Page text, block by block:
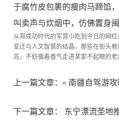
于腐竹皮包裹的瘦肉马蹄馅
叫卖声与炊烟中，仿佛置身
从郑成功时代的军营小吃到今日的网
变迁与人文智慧的结晶，那些在街头
岛，不妨循着香气走进某家不起眼的
上一篇文章：« 南疆自驾游
下一篇文章： 东宁漂流圣地